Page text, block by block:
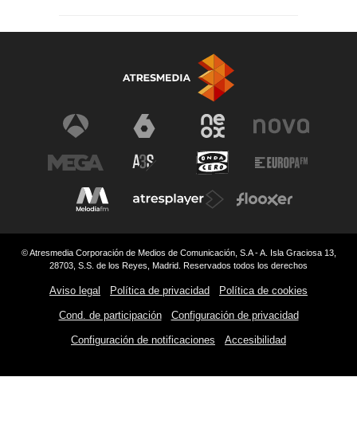
© Atresmedia Corporación de Medios de Comunicación, S.A - A. Isla Graciosa 13,
28703, S.S. de los Reyes, Madrid. Reservados todos los derechos
Aviso legal Política de privacidad Política de cookies
Cond. de participación Configuración de privacidad
Configuración de notificaciones Accesibilidad